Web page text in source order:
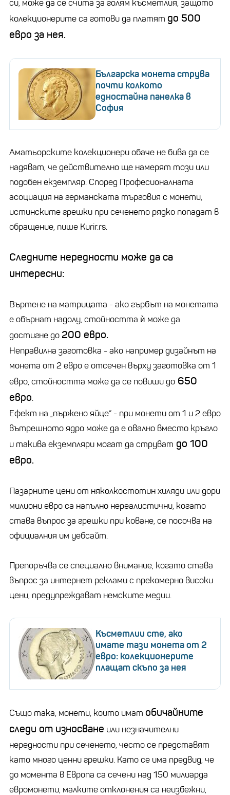
си, може да се счита за голям късметлия, защото
колекционерите са готови да платят до 500
евро за нея.
Българска монета струва
почти колкото
едностайна панелка в
София
Аматьорските колекционери обаче не бива да се
надяват, че действително ще намерят този или
подобен екземпляр. Според Професионалната
асоциация на германската търговия с монети,
истинските грешки при сеченето рядко попадат в
обращение, пише Kurir.rs.
Следните нередности може да са
интересни:
Въртене на матрицата - ако гърбът на монетата
е обърнат надолу, стойността ѝ може да
достигне до 200 евро.
Неправилна заготовка - ако например дизайнът на
монета от 2 евро е отсечен върху заготовка от 1
евро, стойността може да се повиши до 650
евро.
Ефект на „пържено яйце“ - при монети от 1 и 2 евро
вътрешното ядро ​​може да е овално вместо кръгло
и такива екземпляри могат да струват до 100
евро.
Пазарните цени от няколкостотин хиляди или дори
милиони евро са напълно нереалистични, когато
става въпрос за грешки при коване, се посочва на
официалния им уебсайт.
Препоръчва се специално внимание, когато става
въпрос за интернет реклами с прекомерно високи
цени, предупреждават немските медии.
Късметлии сте, ако
имате тази монета от 2
евро: колекционерите
плащат скъпо за нея
Също така, монети, които имат обичайните
следи от износване или незначителни
нередности при сеченето, често се представят
като много ценни грешки. Като се има предвид, че
до момента в Европа са сечени над 150 милиарда
евромонети, малките отклонения са неизбежни,